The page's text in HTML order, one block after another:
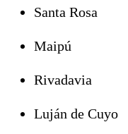
Santa Rosa
Maipú
Rivadavia
Luján de Cuyo